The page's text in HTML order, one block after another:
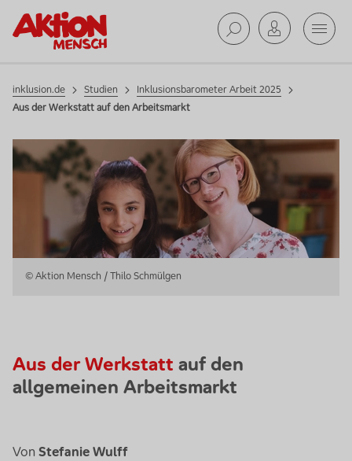
StudienInklusionsbarometer Arbeit 2025
inklusion.de Studien
Inklusionsbarometer Arbeit 2025
Aus der Werkstatt auf den Arbeitsmarkt
© Aktion Mensch / Thilo Schmülgen
Aus der Werkstatt auf den
allgemeinen Arbeitsmarkt
Von Stefanie Wulff